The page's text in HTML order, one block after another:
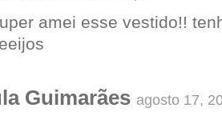
amei esse vestido!!
Guimarães agosto 17,